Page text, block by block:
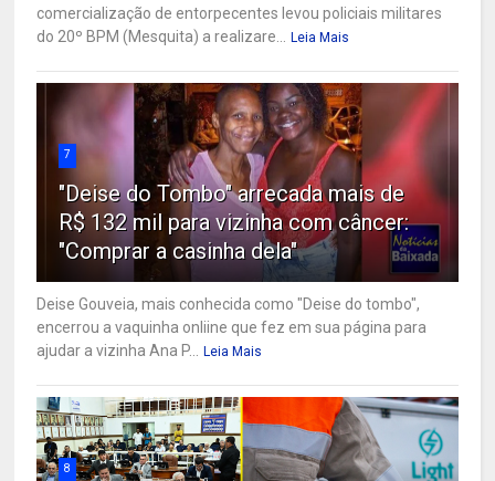
comercialização de entorpecentes levou policiais militares
do 20º BPM (Mesquita) a realizare...
Leia Mais
7
"Deise do Tombo" arrecada mais de
R$ 132 mil para vizinha com câncer:
"Comprar a casinha dela"
Deise Gouveia, mais conhecida como "Deise do tombo",
encerrou a vaquinha onliine que fez em sua página para
ajudar a vizinha Ana P...
Leia Mais
8